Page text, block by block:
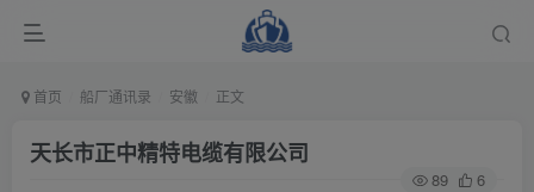
首页 船厂通讯录 安徽 正文
天长市正中精特电缆有限公司
89 6